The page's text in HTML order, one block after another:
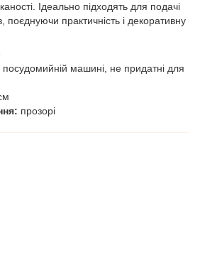
Ідеально підходять для подачі
поєднуючи практичність і декоративну
машині, не придатні для
прозорі